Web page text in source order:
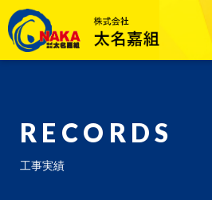
RECORDS
工事実績